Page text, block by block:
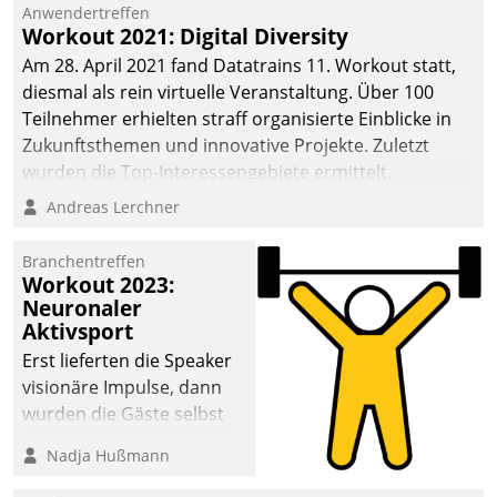
Cloud-Strategien und -
Lösungen mit hohem
Zukunftspotenzial.
Anwendertreffen
Workout 2021: Digital Diversity
Am 28. April 2021 fand Datatrains 11. Workout statt,
diesmal als rein virtuelle Veranstaltung. Über 100
Teilnehmer erhielten straff organisierte Einblicke in
Zukunftsthemen und innovative Projekte. Zuletzt
wurden die Top-Interessengebiete ermittelt.
Andreas Lerchner
Branchentreffen
Workout 2023:
Neuronaler
Aktivsport
Erst lieferten die Speaker
visionäre Impulse, dann
wurden die Gäste selbst
methodisch
Nadja Hußmann